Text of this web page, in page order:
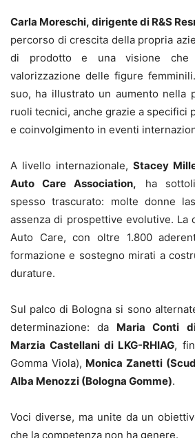
Carla Moreschi, dirigente di R&S
percorso di crescita della propria
di prodotto e una visione che
valorizzazione delle figure
suo, ha illustrato un aumento nella
ruoli tecnici, anche grazie a specifici
e coinvolgimento in eventi
A livello internazionale, Stacey
Auto Care Association, ha
spesso trascurato: molte donne
assenza di prospettive evolutive. La
Auto Care, con oltre 1.800
formazione e sostegno mirati a
durature.
Sul palco di Bologna si sono
determinazione: da Maria Conti
Marzia Castellani di LKG-RHIAG,
Gomma Viola), Monica Zanetti
Alba Menozzi (Bologna Gomme).
Voci diverse, ma unite da un
che la competenza non ha genere.